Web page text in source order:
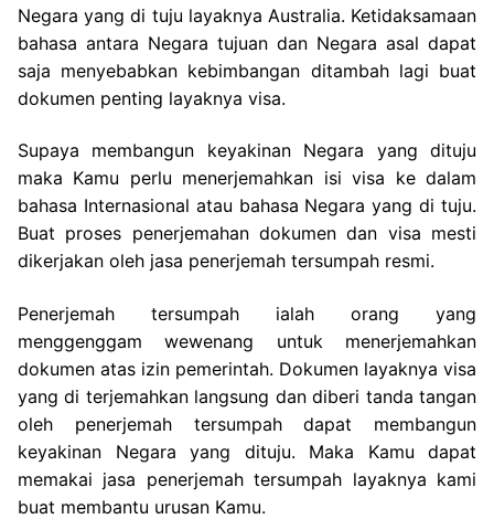
Negara yang di tuju layaknya Australia. Ketidaksamaan
bahasa antara Negara tujuan dan Negara asal dapat
saja menyebabkan kebimbangan ditambah lagi buat
dokumen penting layaknya visa.
Supaya membangun keyakinan Negara yang dituju
maka Kamu perlu menerjemahkan isi visa ke dalam
bahasa Internasional atau bahasa Negara yang di tuju.
Buat proses penerjemahan dokumen dan visa mesti
dikerjakan oleh jasa penerjemah tersumpah resmi.
Penerjemah tersumpah ialah orang yang
menggenggam wewenang untuk menerjemahkan
dokumen atas izin pemerintah. Dokumen layaknya visa
yang di terjemahkan langsung dan diberi tanda tangan
oleh penerjemah tersumpah dapat membangun
keyakinan Negara yang dituju. Maka Kamu dapat
memakai jasa penerjemah tersumpah layaknya kami
buat membantu urusan Kamu.